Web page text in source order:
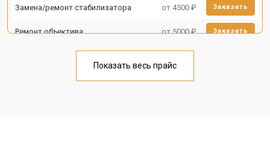
Замена/ремонт стабилизатора от 4500 ₽ Заказать
Ремонт объектива от 5000 ₽ Заказать
Показать весь прайс